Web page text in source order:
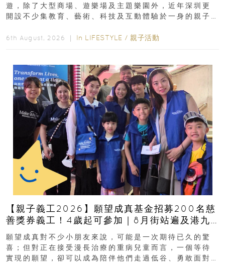
遊，除了大型商場、遊樂場及主題樂園外，近年深圳更
開設不少集教育、藝術、科技及互動體驗於一身的親子
6th August, 2026 ｜ In LIFESTYLE / 親子活動
【親子義工2026】願望成真基金招募200名慈
善獎券義工！4歲起可參加｜8月街站遍及港九
新界
願望成真對不少小朋友來說，可能是一次期待已久的驚
喜；但對正在接受漫長治療的重病兒童而言，一個等待
實現的願望，卻可以成為陪伴他們走過低谷、勇敢面對